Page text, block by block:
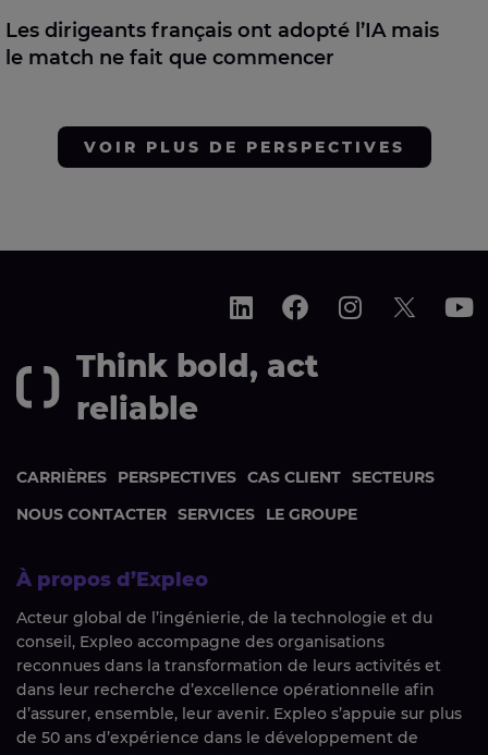
Les dirigeants français ont adopté l’IA mais
le match ne fait que commencer
VOIR PLUS DE PERSPECTIVES
Think bold, act
reliable
CARRIÈRES PERSPECTIVES CAS CLIENT SECTEURS
NOUS CONTACTER SERVICES LE GROUPE
À propos d’Expleo
Acteur global de l’ingénierie, de la technologie et du
conseil, Expleo accompagne des organisations
reconnues dans la transformation de leurs activités et
dans leur recherche d’excellence opérationnelle afin
d’assurer, ensemble, leur avenir. Expleo s’appuie sur plus
de 50 ans d’expérience dans le développement de